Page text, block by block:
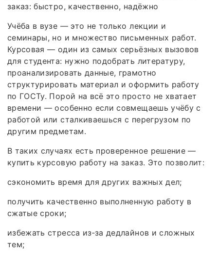
заказ: быстро, качественно, надёжно
Учёба в вузе — это не только лекции и
семинары, но и множество письменных работ.
Курсовая — один из самых серьёзных вызовов
для студента: нужно подобрать литературу,
проанализировать данные, грамотно
структурировать материал и оформить работу
по ГОСТу. Порой на всё это просто не хватает
времени — особенно если совмещаешь учёбу с
работой или сталкиваешься с перегрузом по
другим предметам.
В таких случаях есть проверенное решение —
купить курсовую работу на заказ. Это позволит:
сэкономить время для других важных дел;
получить качественно выполненную работу в
сжатые сроки;
избежать стресса из‑за дедлайнов и сложных
тем;